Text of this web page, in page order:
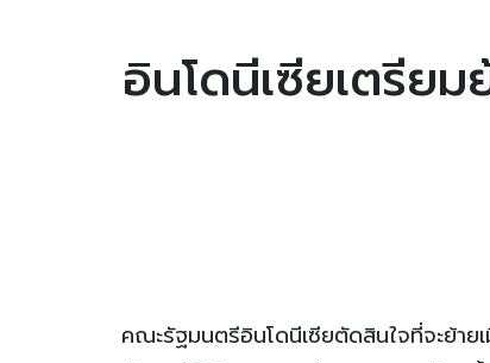
อินโดนีเซียเตรีย
คณะรัฐมนตรีอินโดนีเซียตัดสินใจที่จะย้า